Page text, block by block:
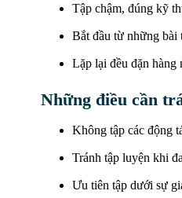
Tập chậm, đúng kỹ
Bắt đầu từ những bài
Lặp lại đều đặn hàng
Những điều cần
Không tập các động
Tránh tập luyện khi
Ưu tiên tập dưới sự